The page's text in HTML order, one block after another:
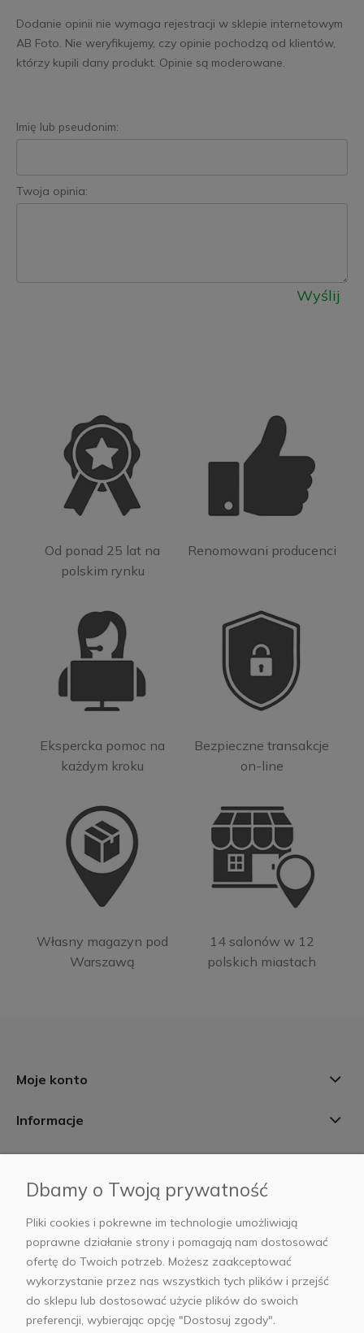
Dodanie opinii nie wymaga rejestracji w sklepie internetowym
AB Foto. Nie weryfikujemy, czy opinie pochodzą od klientów,
którzy kupili dany produkt. Opinie są moderowane.
Imię lub pseudonim:
Twoja opinia:
Wyślij
Od ponad 25 lat na
polskim rynku
Renomowani producenci
Ekspercka pomoc na
każdym kroku
Bezpieczne transakcje
on-line
Własny magazyn pod
Warszawą
14 salonów w 12
polskich miastach
Moje konto
Informacje
AB Foto
sklep@abfoto.pl
+48 797 971 275
Dbamy o Twoją prywatność
Pliki cookies i pokrewne im technologie umożliwiają
poprawne działanie strony i pomagają nam dostosować
ofertę do Twoich potrzeb. Możesz zaakceptować
wykorzystanie przez nas wszystkich tych plików i przejść
do sklepu lub dostosować użycie plików do swoich
preferencji, wybierając opcję "Dostosuj zgody".